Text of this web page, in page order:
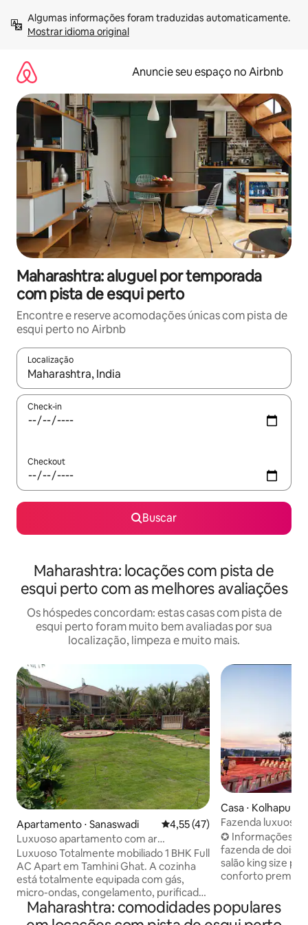
para
Mostrar idioma original
Anuncie seu espaço no Airbnb
Maharashtra: aluguel por temporada
com pista de esqui perto
Encontre e reserve acomodações únicas com pista de
esqui perto no Airbnb
Localização
Quando os resultados estiverem disponíveis, explore-os
Check-in
Checkout
Buscar
Maharashtra: locações com pista de
esqui perto com as melhores avaliações
Os hóspedes concordam: estas casas com pista de
esqui perto foram muito bem avaliadas por sua
localização, limpeza e muito mais.
Apartamento ⋅ Sanaswadi 4,55 de uma avaliação média
4,55 (47)
Luxuoso apartamento com ar
condicionado em Tamhini Devkund
Kolad rafting
Luxuoso Totalmente mobiliado 1 BHK Full
AC Apart em Tamhini Ghat. A cozinha
está totalmente equipada com gás,
micro-ondas, congelamento, purificador
de água, utensílios e louças. Perfeito
para reunião familiar. Para
Casa ⋅ Kolhapur
Fazenda luxuosa
Kolhapur
✪ Informações sobre
fazenda de dois
salão king size
conforto
★SALÃO DE
espaçoso
Maharashtra: comodidades populares